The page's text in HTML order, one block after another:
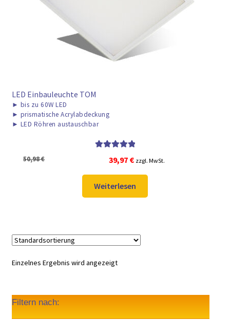
► ZAHLARTEN
► VERSANDARTEN
LED Einbauleuchte TOM
► bis zu 60W LED
► prismatische Acrylabdeckung
► LED Röhren austauschbar
von 5
50,98€
Ursprünglicher
Preis
war:
50,98 €
39,97 €Aktueller
Preis
ist:
39,97 €.
zzgl. MwSt.
Weiterlesen
Einzelnes Ergebnis wird angezeigt
Filtern nach: